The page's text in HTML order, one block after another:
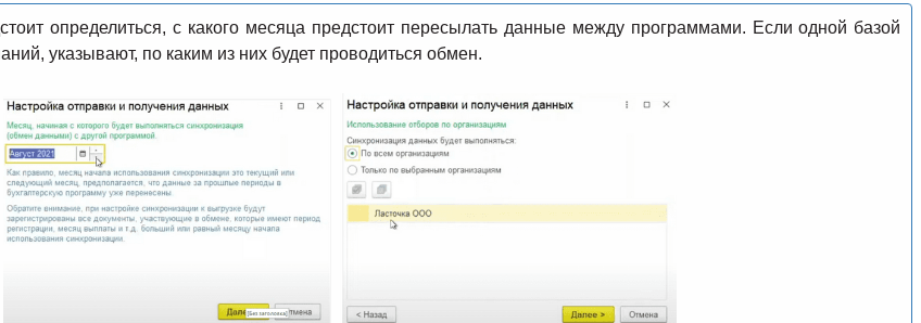
определиться, с какого месяца предстоит пересылать данные между программами. Если одной базой
указывают, по каким из них будет проводиться обмен.